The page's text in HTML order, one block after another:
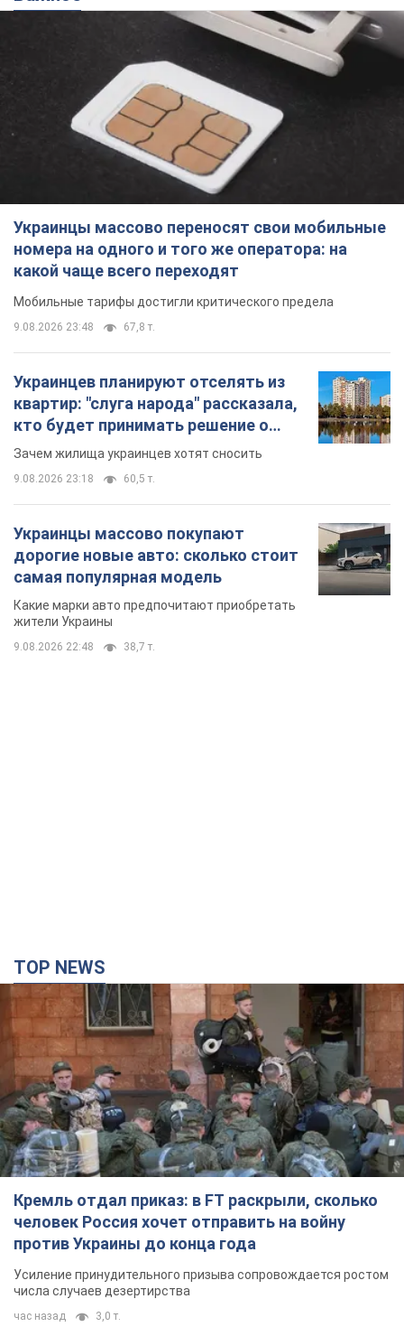
Украинцы массово переносят свои мобильные
номера на одного и того же оператора: на
какой чаще всего переходят
Мобильные тарифы достигли критического предела
9.08.2026 23:48 67,8 т.
Украинцев планируют отселять из
квартир: "слуга народа" рассказала,
кто будет принимать решение о
сносе домов
Зачем жилища украинцев хотят сносить
9.08.2026 23:18 60,5 т.
Украинцы массово покупают
дорогие новые авто: сколько стоит
самая популярная модель
Какие марки авто предпочитают приобретать
жители Украины
9.08.2026 22:48 38,7 т.
TOP NEWS
Кремль отдал приказ: в FT раскрыли, сколько
человек Россия хочет отправить на войну
против Украины до конца года
Усиление принудительного призыва сопровождается ростом
числа случаев дезертирства
час назад 3,0 т.